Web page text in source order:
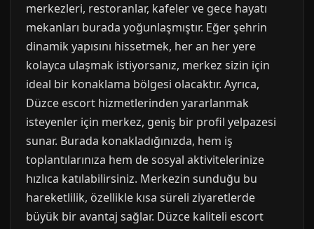
merkezleri, restoranlar, kafeler ve gece hayatı
mekanları burada yoğunlaşmıştır. Eğer şehrin
dinamik yapısını hissetmek, her an her yere
kolayca ulaşmak istiyorsanız, merkez sizin için
ideal bir konaklama bölgesi olacaktır. Ayrıca,
Düzce escort hizmetlerinden yararlanmak
isteyenler için merkez, geniş bir profil yelpazesi
sunar. Burada konakladığınızda, hem iş
toplantılarınıza hem de sosyal aktivitelerinize
hızlıca katılabilirsiniz. Merkezin sunduğu bu
hareketlilik, özellikle kısa süreli ziyaretlerde
büyük bir avantaj sağlar. Düzce kaliteli escort